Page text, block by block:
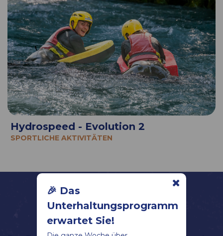
🎉 Das
Unterhaltungsprogramm
erwartet Sie!
Hydrospeed - Evolution 2
SPORTLICHE AKTIVITÄTEN